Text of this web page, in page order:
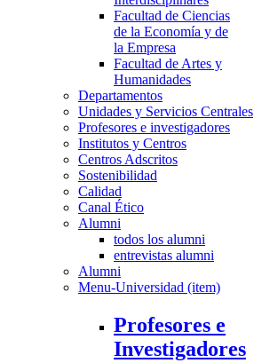
Facultad de Ciencias
de la Economía y de
la Empresa
Facultad de Artes y
Humanidades
Departamentos
Unidades y Servicios Centrales
Profesores e investigadores
Institutos y Centros
Centros Adscritos
Sostenibilidad
Calidad
Canal Ético
Alumni
todos los alumni
entrevistas alumni
Alumni
Menu-Universidad (item)
Profesores e
Investigadores